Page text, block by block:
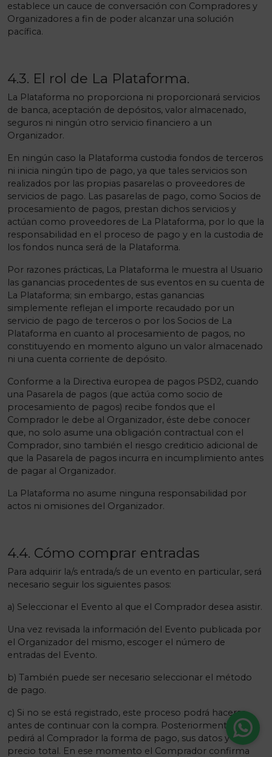
establece un cauce de conversación con Compradores y
Organizadores a fin de poder alcanzar una solución
pacífica.
4.3. El rol de La Plataforma.
La Plataforma no proporciona ni proporcionará servicios
de banca, aceptación de depósitos, valor almacenado,
seguros ni ningún otro servicio financiero a un
Organizador.
En ningún caso la Plataforma custodia fondos de terceros
ni inicia ningún tipo de pago, ya que tales servicios son
realizados por las propias pasarelas o proveedores de
servicios de pago. Las pasarelas de pago, como Socios de
procesamiento de pagos, prestan dichos servicios y
actúan como proveedores de La Plataforma, por lo que la
responsabilidad en el proceso de pago y en la custodia de
los fondos nunca será de la Plataforma.
Por razones prácticas, La Plataforma le muestra al Usuario
las ganancias procedentes de sus eventos en su cuenta de
La Plataforma; sin embargo, estas ganancias
simplemente reflejan el importe recaudado por un
servicio de pago de terceros o por los Socios de La
Plataforma en cuanto al procesamiento de pagos, no
constituyendo en momento alguno un valor almacenado
ni una cuenta corriente de depósito.
Conforme a la Directiva europea de pagos PSD2, cuando
una Pasarela de pagos (que actúa como socio de
procesamiento de pagos) recibe fondos que el
Comprador le debe al Organizador, éste debe conocer
que, no solo asume una obligación contractual con el
Comprador, sino también el riesgo crediticio adicional de
que la Pasarela de pagos incurra en incumplimiento antes
de pagar al Organizador.
La Plataforma no asume ninguna responsabilidad por
actos ni omisiones del Organizador.
4.4. Cómo comprar entradas
Para adquirir la/s entrada/s de un evento en particular, será
necesario seguir los siguientes pasos:
a) Seleccionar el Evento al que el Comprador desea asistir.
Una vez revisada la información del Evento publicada por
el Organizador del mismo, escoger el número de
entradas del Evento.
b) También puede ser necesario seleccionar el método
de pago.
c) Si no se está registrado, este proceso podrá hacerse
antes de continuar con la compra. Posteriormente se le
pedirá al Comprador la forma de pago, sus datos y el
precio total. En ese momento el Comprador confirma